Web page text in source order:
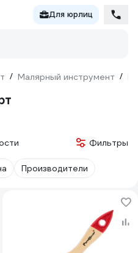
Для юрлиц
/ Малярный инструмент /
Фильтры
Производители